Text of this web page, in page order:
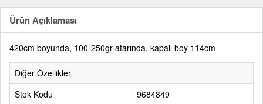
Ürün Açıklaması
420cm boyunda, 100-250gr atarında, kapalı boy 114cm
Diğer Özellikler
Stok Kodu
9684849